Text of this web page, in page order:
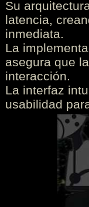
Su
latencia,
inmediata.
La
asegura que
interacción.
La interfaz
usabilidad